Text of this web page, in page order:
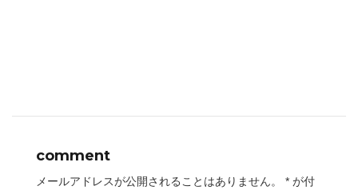
comment
メールアドレスが公開されることはありません。 * が付